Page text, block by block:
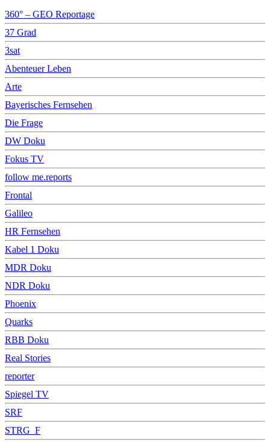
360° – GEO Reportage
37 Grad
3sat
Abenteuer Leben
Arte
Bayerisches Fernsehen
Die Frage
DW Doku
Fokus TV
follow me.reports
Frontal
Galileo
HR Fernsehen
Kabel 1 Doku
MDR Doku
NDR Doku
Phoenix
Quarks
RBB Doku
Real Stories
reporter
Spiegel TV
SRF
STRG_F